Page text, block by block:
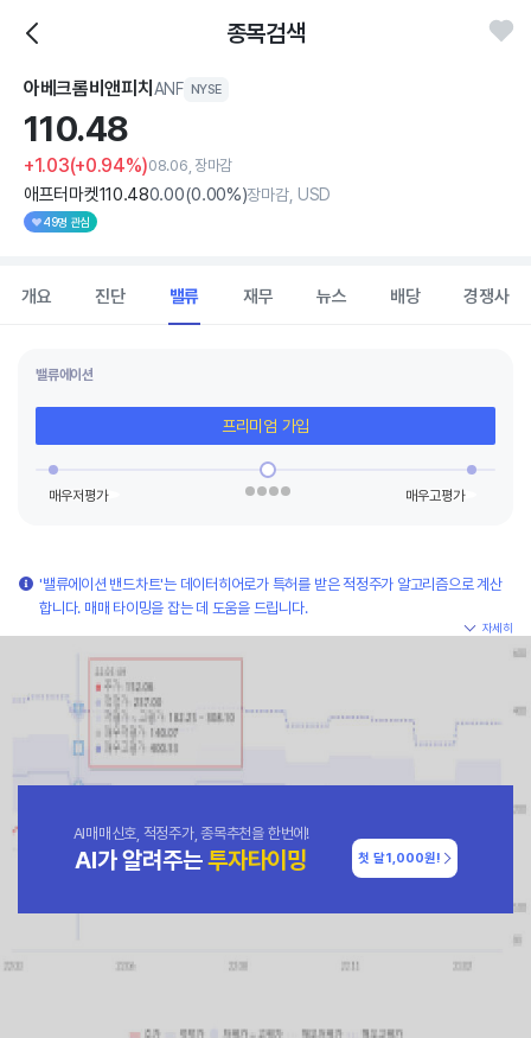
종목검색
아베크롬비앤피치 ANF NYSE
110.48
+1.03(+0.94%)08.06, 장마감
애프터마켓110.480.00(0.00%)장마감, USD
49명 관심
개요 진단 밸류 재무 뉴스 배당 경쟁사
밸류에이션
프리미엄 가입
'밸류에이션 밴드차트'는 데이터히어로가 특허를 받은 적정주가 알고리즘으로 계산
합니다. 매매 타이밍을 잡는 데 도움을 드립니다.
자세히
AI매매신호, 적정주가, 종목추천을 한번에!
AI가 알려주는투자타이밍 첫 달1,000원!